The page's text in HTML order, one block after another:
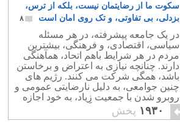
سکوت ما از رضایتمان نیست، بلکه از ترس،
بزدلی، بی تفاوتی، و تک روی امان است
۸
در یک جامعه پیشرفته، در هر مسئله
سیاسی، اقتصادی، و فرهنگی، بیشترین
مردم در هر شرایط باهم اتحاد، همآهنگی
دارند. چنانچه نیازی به اعتراض و برخاستن
باشد، همگی شرکت می کنند. رژیم های
چنین جوامعی، به دلیل نارضایتی عمومی و
روبرو شدن با جمعیت زیاد، به خود اجازه
نمی دهند کسی را دستگیر کنند، به محاکمه
کشند.
۱۹۳۰ پخش